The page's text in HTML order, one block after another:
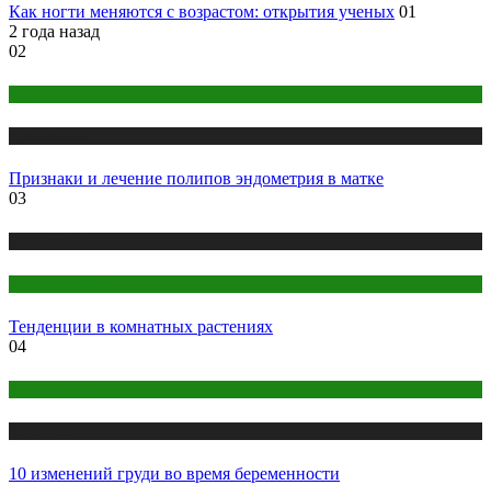
Как ногти меняются с возрастом: открытия ученых 01
2 года назад
02
Признаки и лечение полипов эндометрия в матке
03
Тенденции в комнатных растениях
04
10 изменений груди во время беременности